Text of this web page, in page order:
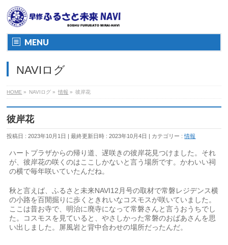
MENU
NAVIログ
HOME » NAVIログ » 情報 » 彼岸花
彼岸花
投稿日 : 2023年10月1日 最終更新日時 : 2023年10月4日 カテゴリー :情報
ハートプラザからの帰り道、遅咲きの彼岸花見つけました。それ
が、彼岸花の咲くのはここしかないと言う場所です。かわいい祠
の横で毎年咲いていたんだね。
秋と言えば、ふるさと未来NAVI12月号の取材で常磐レジデンス横
の小路を百閒掘りに歩くときれいなコスモスが咲いていました。
ここは昔お寺で、明治に廃寺になって常磐さんと言うおうちでし
た。コスモスを見ていると、やさしかった常磐のおばあさんを思
い出しました。屏風岩と背中合わせの場所だったんだ。